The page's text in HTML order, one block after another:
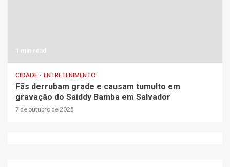
1 min read
CIDADE ENTRETENIMENTO
Fãs derrubam grade e causam tumulto em
gravação do Saiddy Bamba em Salvador
7 de outubro de 2025